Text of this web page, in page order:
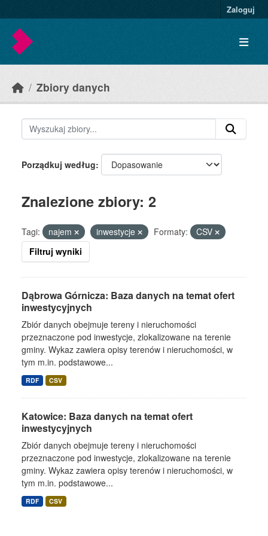
Zaloguj
Zbiory danych
Porządkuj według
Znalezione zbiory: 2
Tagi: najem inwestycje Formaty:
CSV
Filtruj wyniki
Dąbrowa Górnicza: Baza danych na temat ofert
inwestycyjnych
Zbiór danych obejmuje tereny i nieruchomości
przeznaczone pod inwestycje, zlokalizowane na terenie
gminy. Wykaz zawiera opisy terenów i nieruchomości, w
tym m.in. podstawowe...
RDF CSV
Katowice: Baza danych na temat ofert
inwestycyjnych
Zbiór danych obejmuje tereny i nieruchomości
przeznaczone pod inwestycje, zlokalizowane na terenie
gminy. Wykaz zawiera opisy terenów i nieruchomości, w
tym m.in. podstawowe...
RDF CSV